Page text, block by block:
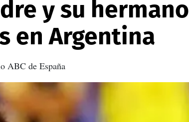
y su hermano
en Argentina
ABC de España